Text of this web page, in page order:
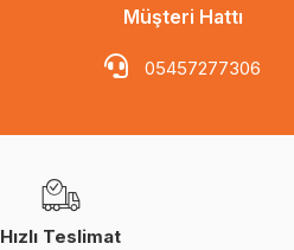
Müşteri Hattı
05457277306
Hızlı Teslimat